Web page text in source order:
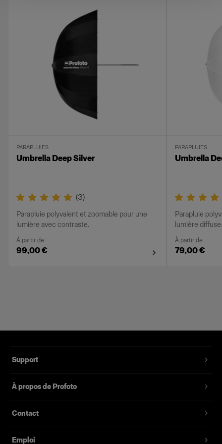
PARAPLUIES
Umbrella Deep Silver
(3)
Parapluie polyvalent et zoomable pour une
lumière avec contraste.
À partir de
99,00 €
PARAPLUIES
Umbrella
Parapluie
lumière diffuse.
À partir de
79,00 €
Support
À propos de Profoto
Contact
Emploi